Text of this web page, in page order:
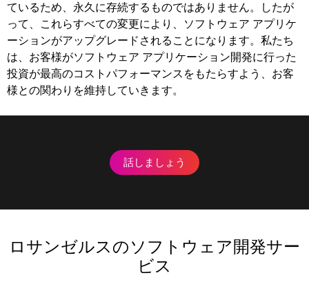
ているため、永久に存続するものではありません。したが
って、これらすべての変更により、ソフトウェア アプリケ
ーションがアップグレードされることになります。私たち
は、お客様がソフトウェア アプリケーション開発に行った
投資が最高のコストパフォーマンスをもたらすよう、お客
様との関わりを維持していきます。
話しましょう
ロサンゼルスのソフトウェア開発サー
ビス